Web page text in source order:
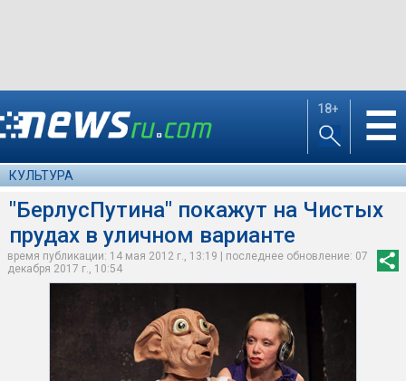
18+ ☰
КУЛЬТУРА
"БерлусПутина" покажут на Чистых
прудах в уличном варианте
время публикации: 14 мая 2012 г., 13:19 | последнее обновление: 07
декабря 2017 г., 10:54